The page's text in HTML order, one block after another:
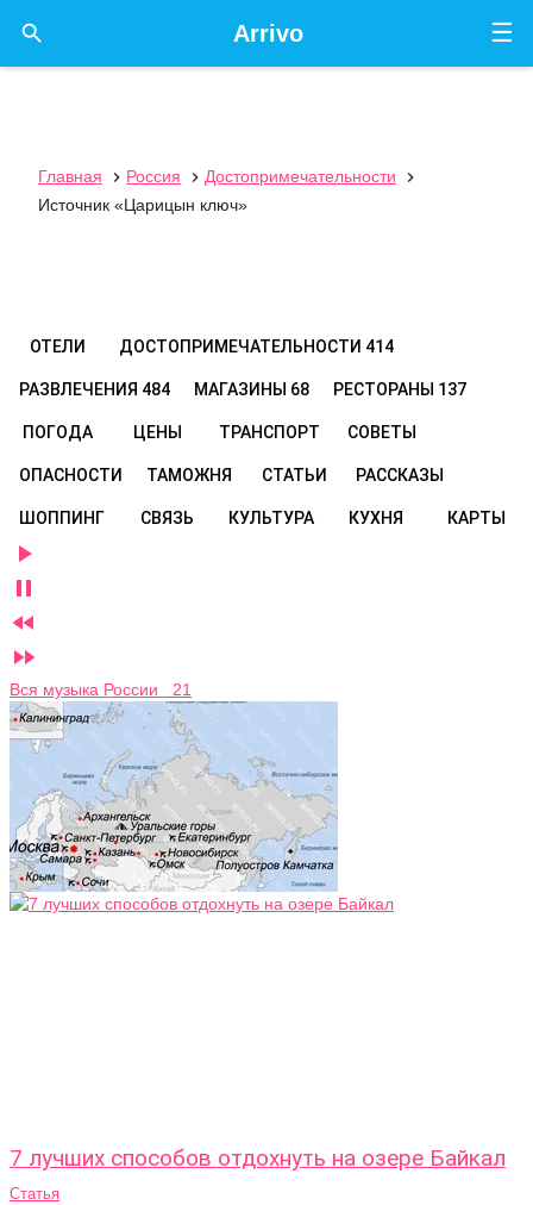
☰
Arrivo

Главная  Россия  Достопримечательности

Источник «Царицын ключ»
ОТЕЛИ ДОСТОПРИМЕЧАТЕЛЬНОСТИ 414
РАЗВЛЕЧЕНИЯ 484 МАГАЗИНЫ 68 РЕСТОРАНЫ 137
ПОГОДА ЦЕНЫ ТРАНСПОРТ СОВЕТЫ
ОПАСНОСТИ ТАМОЖНЯ СТАТЬИ РАССКАЗЫ
ШОППИНГ СВЯЗЬ КУЛЬТУРА КУХНЯ КАРТЫ




Вся музыка России 21
7 лучших способов отдохнуть на озере Байкал
Статья